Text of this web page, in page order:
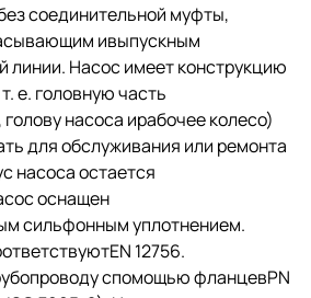
соединительной муфты,
ивыпускным
линии. Насос имеет конструкцию
т. е. головную часть
насоса ирабочее колесо)
для обслуживания или ремонта
насоса остается
оснащен
сильфонным уплотнением.
12756.
спомощью фланцевPN